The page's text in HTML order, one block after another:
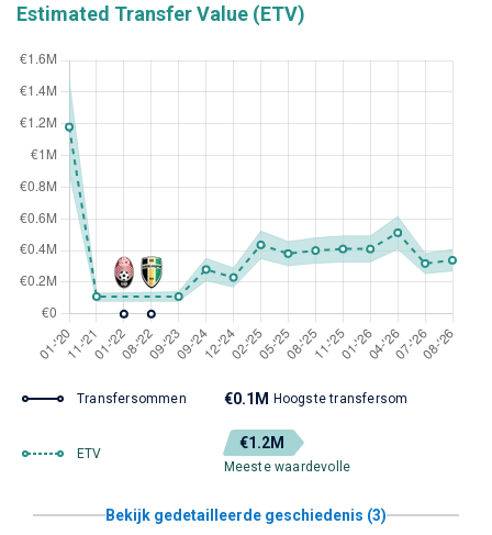
Estimated Transfer Value (ETV)
Transfersommen €0.1M Hoogste transfersom
ETV
€1.2M
Meeste waardevolle
Bekijk gedetailleerde geschiedenis (3)